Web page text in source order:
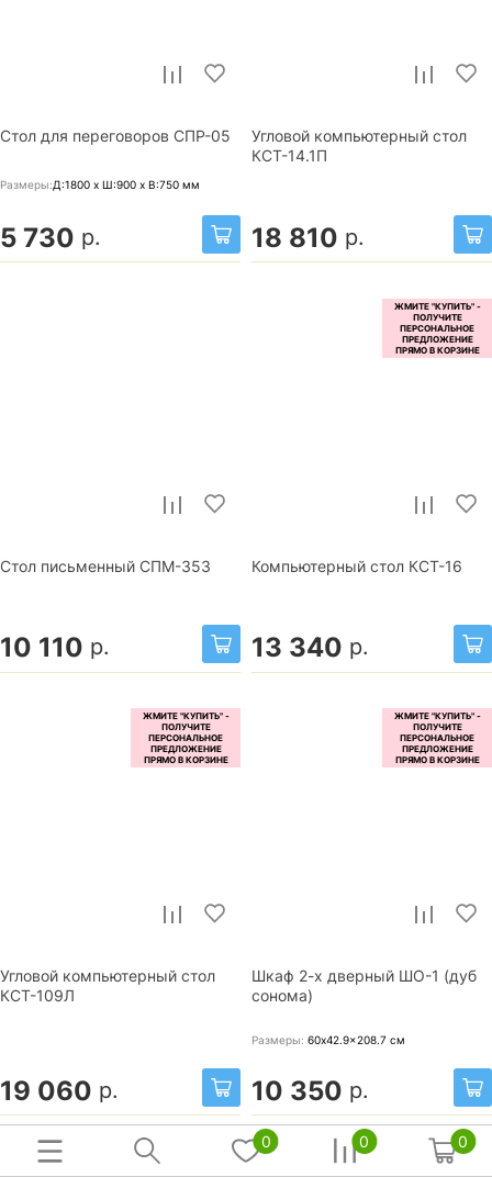
Стол для переговоров СПР-05
Размеры:Д:1800 x Ш:900 x В:750 мм
5 730 р.
Угловой компьютерный стол
КСТ-14.1П
18 810 р.
Стол письменный СПМ-353
10 110 р.
Компьютерный стол КСТ-16
13 340 р.
Угловой компьютерный стол
КСТ-109Л
19 060 р.
Шкаф 2-х дверный ШО-1 (дуб
сонома)
Размеры: 60x42.9x208.7 см
10 350 р.
0 0 0